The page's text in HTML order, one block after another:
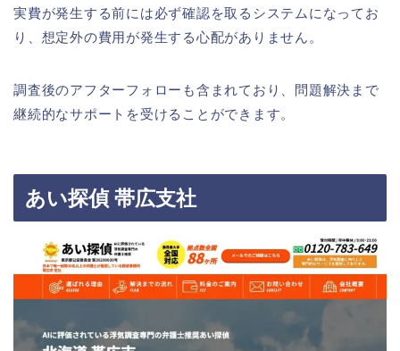
実費が発生する前には必ず確認を取るシステムになってお
り、想定外の費用が発生する心配がありません。
調査後のアフターフォローも含まれており、問題解決まで
継続的なサポートを受けることができます。
あい探偵 帯広支社